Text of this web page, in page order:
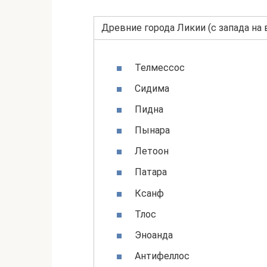
Древние города Ликии (с запада на
Телмессос
Сидима
Пидна
Пынара
Летоон
Патара
Ксанф
Тлос
Эноанда
Антифеллос